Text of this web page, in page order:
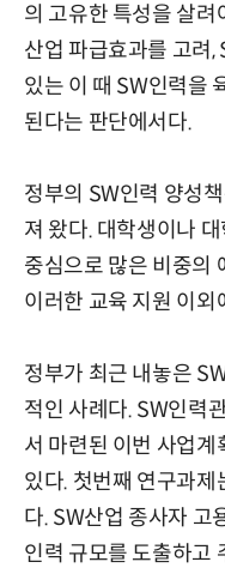
의 고유한 특성을 살려
산업 파급효과를 고려
있는 이 때 SW인력을
된다는 판단에서다.
정부의 SW인력 양성
져 왔다. 대학생이나
중심으로 많은 비중의
이러한 교육 지원 이
정부가 최근 내놓은
적인 사례다. SW인력
서 마련된 이번 사업
있다. 첫번째 연구과제
다. SW산업 종사자 고
인력 규모를 도출하고